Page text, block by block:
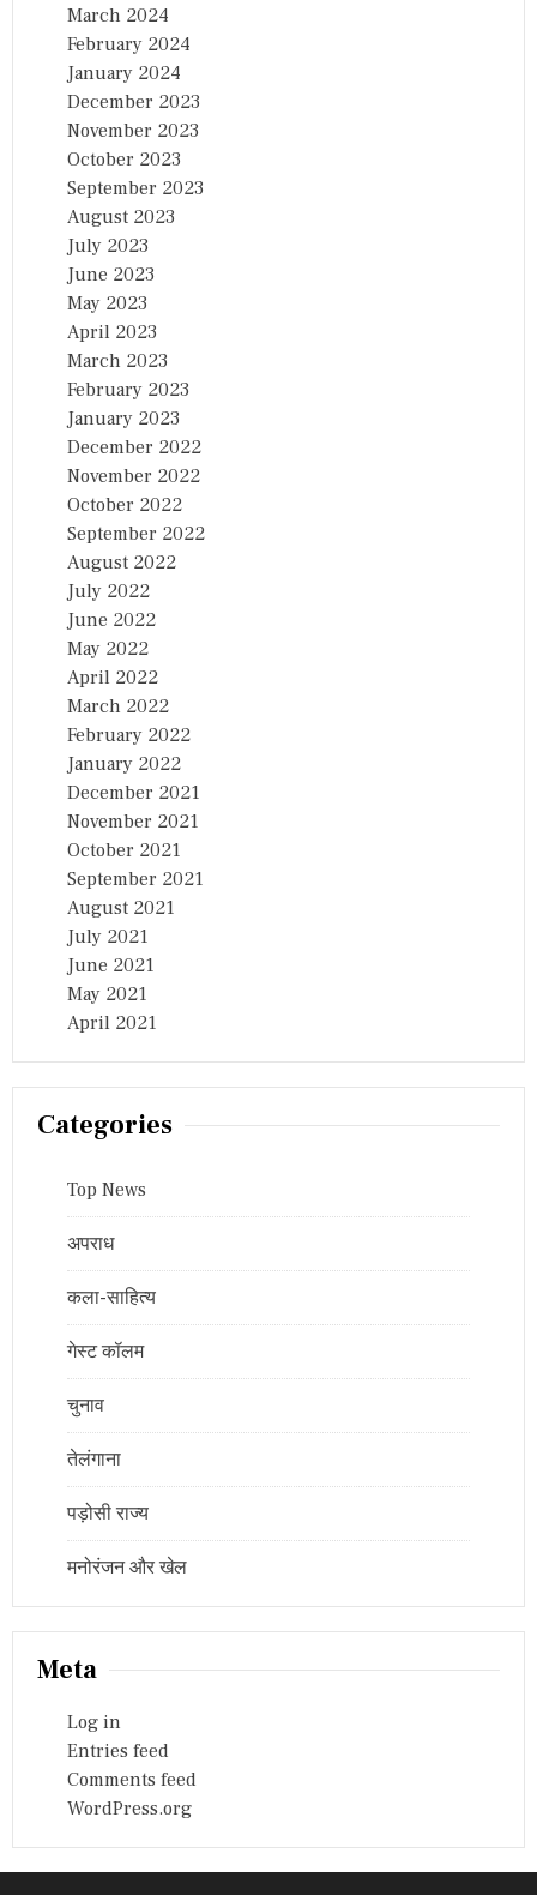
March 2024
February 2024
January 2024
December 2023
November 2023
October 2023
September 2023
August 2023
July 2023
June 2023
May 2023
April 2023
March 2023
February 2023
January 2023
December 2022
November 2022
October 2022
September 2022
August 2022
July 2022
June 2022
May 2022
April 2022
March 2022
February 2022
January 2022
December 2021
November 2021
October 2021
September 2021
August 2021
July 2021
June 2021
May 2021
April 2021
Categories
Top News
अपराध
कला-साहित्य
गेस्ट कॉलम
चुनाव
तेलंगाना
पड़ोसी राज्य
मनोरंजन और खेल
Meta
Log in
Entries feed
Comments feed
WordPress.org